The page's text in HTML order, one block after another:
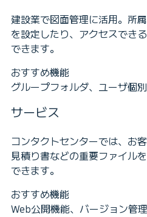
建設業で図面管理に活用。所
を設定したり、アクセスでき
できます。
おすすめ機能
グループフォルダ、ユーザ個
サービス
コンタクトセンターでは、お
見積り書などの重要ファイル
できます。
おすすめ機能
Web公開機能、バージョン管